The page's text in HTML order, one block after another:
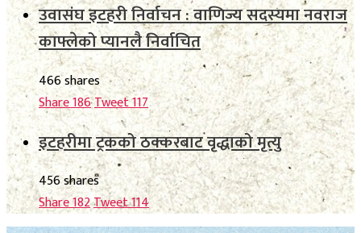
उवासंघ इटहरी निर्वाचन : वाणिज्य सदस्यमा नवराज
काफ्लेको प्यानलै निर्वाचित
466 shares
Share186Tweet117
इटहरीमा ट्रकको ठक्करबाट वृद्धाको मृत्यु
456 shares
Share182Tweet114